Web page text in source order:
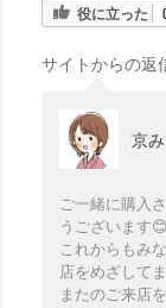
役に立った
サイトからの返
京
ご一緒に購入
うございます😊
これからもみ
店をめざして
またのご来店